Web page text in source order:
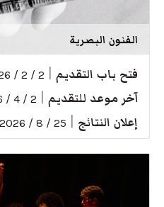
الفنون البصرية
فتح باب التقديم 2 / 2 / 2026
آخر موعد للتقديم 2 / 4 / 2026
إعلان النتائج 25 / 8 / 2026